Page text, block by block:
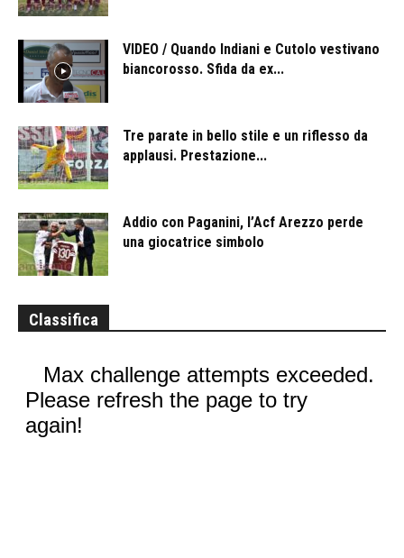
VIDEO / Quando Indiani e Cutolo vestivano
biancorosso. Sfida da ex...
Tre parate in bello stile e un riflesso da
applausi. Prestazione...
Addio con Paganini, l’Acf Arezzo perde
una giocatrice simbolo
Classifica